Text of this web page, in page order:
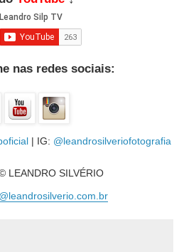
nas redes sociais:
| IG: @leandrosilveriofotografia
LEANDRO SILVÉRIO